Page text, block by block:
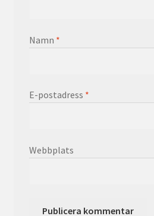
Namn *
E-postadress *
Webbplats